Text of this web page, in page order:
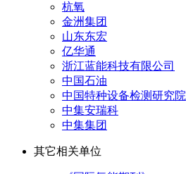
杭氧
金洲集团
山东东宏
亿华通
浙江蓝能科技有限公司
中国石油
中国特种设备检测研究院
中集安瑞科
中集集团
其它相关单位